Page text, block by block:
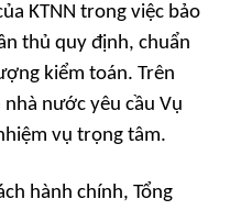
KTNN trong việc bảo
thủ quy định, chuẩn
kiểm toán. Trên
nước yêu cầu Vụ
vụ trọng tâm.
hành chính, Tổng